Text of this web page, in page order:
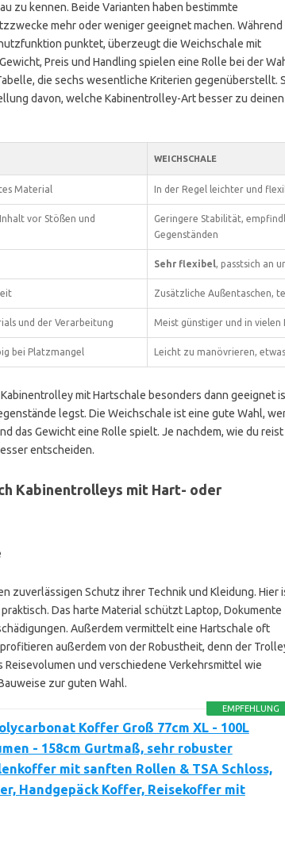
zu kennen. Beide Varianten haben bestimmte
mehr oder weniger geeignet machen. Während
punktet, überzeugt die Weichschale mit
Preis und Handling spielen eine Rolle bei der
die sechs wesentliche Kriterien gegenüberstellt.
davon, welche Kabinentrolley-Art besser zu deinen
WEICHSCHALE
Material In der Regel leichter und
vor Stößen und
Geringere Stabilität,
Gegenständen
Sehr flexibel, passtsich an
Zusätzliche Außentaschen,
und der Verarbeitung Meist günstiger und in vielen
bei Platzmangel Leicht zu manövrieren,
mit Hartschale besonders dann geeignet
legst. Die Weichschale ist eine gute Wahl,
das Gewicht eine Rolle spielt. Je nachdem, wie du reist
entscheiden.
Kabinentrolleys mit Hart- oder
zuverlässigen Schutz ihrer Technik und Kleidung. Hier
Das harte Material schützt Laptop, Dokumente
Außerdem vermittelt eine Hartschale oft
außerdem von der Robustheit, denn der
und verschiedene Verkehrsmittel wie
zur guten Wahl.
EMPFEHLUNG
Koffer Groß 77cm XL - 100L
- 158cm Gurtmaß, sehr robuster
mit sanften Rollen & TSA Schloss,
Handgepäck Koffer, Reisekoffer mit